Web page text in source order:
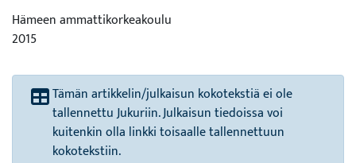
Hämeen ammattikorkeakoulu
2015
Tämän artikkelin/julkaisun kokotekstiä ei ole
tallennettu Jukuriin. Julkaisun tiedoissa voi
kuitenkin olla linkki toisaalle tallennettuun
kokotekstiin.